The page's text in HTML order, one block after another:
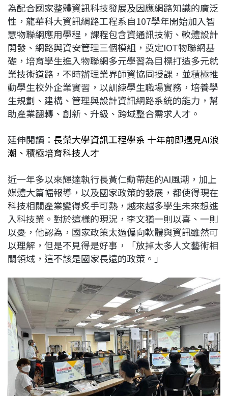
為配合國家整體資訊科技發展及因應網路知識的廣泛
性，龍華科大資訊網路工程系自107學年開始加入智
慧物聯網應用學程，課程包含資通訊技術、軟體設計
開發、網路與資安管理三個模組，奠定IOT物聯網基
礎，培育學生進入物聯網多元學習為目標打造多元就
業技術道路，不時辦理業界師資協同授課，並積極推
動學生校外企業實習，以訓練學生職場實務，培養學
生規劃、建構、管理與設計資訊網路系統的能力，幫
助產業翻轉、創新、升級、跨域整合需求人才。
延伸閱讀： 長榮大學資訊工程學系 十年前即遇見AI浪
潮、積極培育科技人才
近一年多以來輝達執行長黃仁勳帶起的AI風潮，加上
媒體大篇幅報導，以及國家政策的發展，都使得現在
科技相關產業變得炙手可熱，越來越多學生未來想進
入科技業。對於這樣的現況，李文猶一則以喜、一則
以憂，他認為，國家政策太過偏向軟體與資訊雖然可
以理解，但是不見得是好事，「放掉太多人文藝術相
關領域，這不該是國家長遠的政策。」